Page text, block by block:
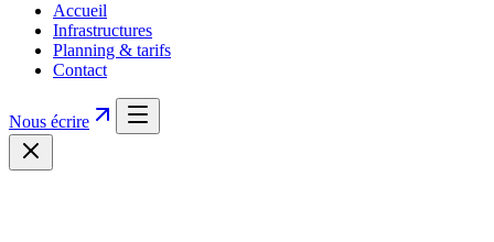
Accueil
Infrastructures
Planning & tarifs
Contact
Nous écrire